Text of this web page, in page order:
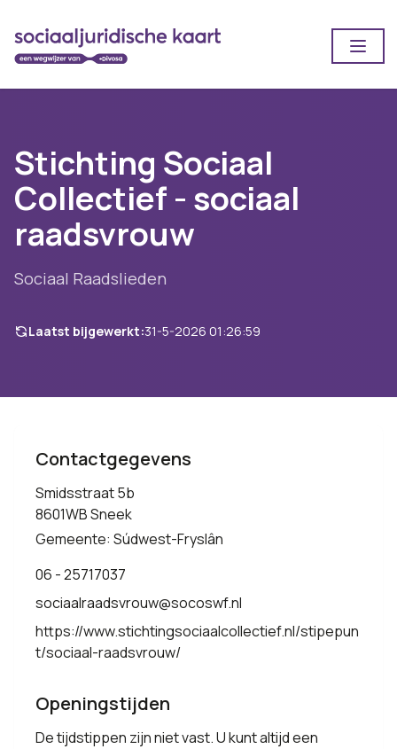
Stichting Sociaal
Collectief - sociaal
raadsvrouw
Sociaal Raadslieden
Laatst bijgewerkt:31-5-2026 01:26:59
Contactgegevens
Smidsstraat 5b
8601WB Sneek
Gemeente: Súdwest-Fryslân
06 - 25717037
sociaalraadsvrouw@socoswf.nl
https://www.stichtingsociaalcollectief.nl/stipepun
t/sociaal-raadsvrouw/
Openingstijden
De tijdstippen zijn niet vast. U kunt altijd een